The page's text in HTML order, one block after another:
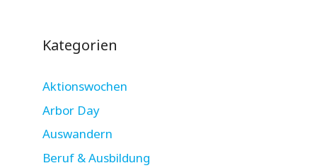
Kategorien
Aktionswochen
Arbor Day
Auswandern
Beruf & Ausbildung